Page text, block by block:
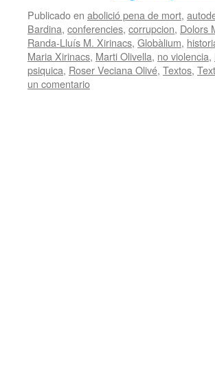
Publicado en abolició pena de mort,
Bardina, conferencies, corrupcion, Dolors
Randa-Lluís M. Xirinacs, Globàlium,
Maria Xirinacs, Marti Olivella, no violencia,
psiquica, Roser Veciana Olivé, Textos,
un comentario